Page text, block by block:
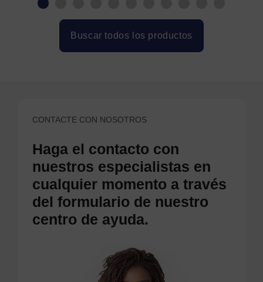
Buscar todos los productos
CONTACTE CON NOSOTROS
Haga el contacto con
nuestros especialistas en
cualquier momento a través
del formulario de nuestro
centro de ayuda.